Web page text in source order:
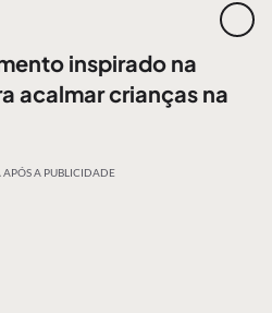
inspirado na
acalmar crianças na
A PUBLICIDADE